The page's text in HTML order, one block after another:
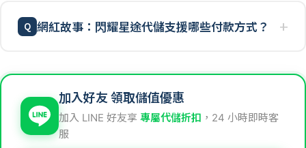
網紅故事：閃耀星途代儲支援哪些付款方式？
加入好友 領取儲值優惠
加入 LINE 好友享 專屬代儲折扣 ，24 小時即時客
服